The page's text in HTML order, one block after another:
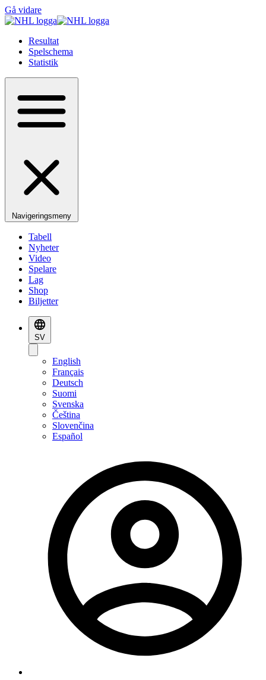
Gå vidare
Resultat
Spelschema
Statistik
Navigeringsmeny
Tabell
Nyheter
Video
Spelare
Lag
Shop
Biljetter
SV
English
Français
Deutsch
Suomi
Svenska
Čeština
Slovenčina
Español